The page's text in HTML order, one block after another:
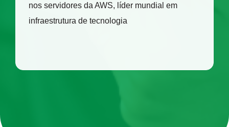
nos servidores da AWS, líder mundial em
infraestrutura de tecnologia